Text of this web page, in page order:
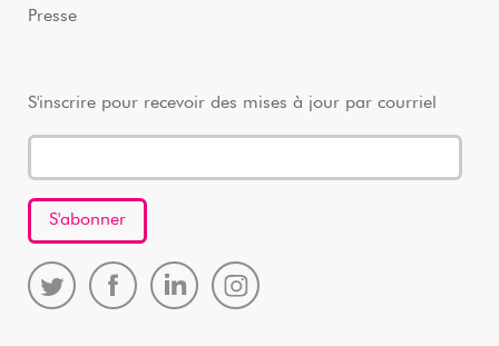
Presse
S'inscrire pour recevoir des mises à jour par courriel